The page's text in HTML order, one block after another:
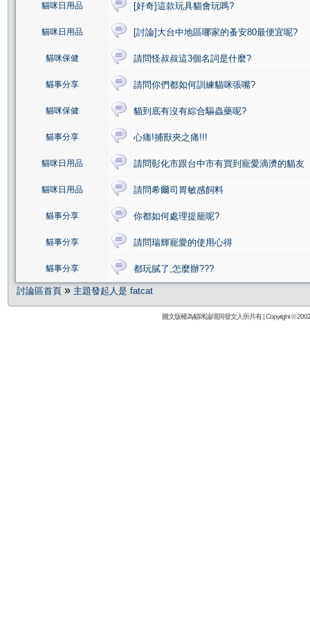
貓咪日用品 [好奇]這款玩具貓會玩嗎?
貓咪日用品 [討論]大台中地區哪家的蚤安80最便宜呢?
貓咪保健 請問怪叔叔這3個名詞是什麼?
貓事分享 請問你們都如何訓練貓咪張嘴?
貓咪保健 貓到底有沒有綜合驅蟲藥呢?
貓事分享 心痛!捕獸夾之痛!!!
貓咪日用品 請問彰化市跟台中市有買到寵愛滴濟的貓友
貓咪日用品 請問希爾司胃敏感飼料
貓事分享 你都如何處理提籠呢?
貓事分享 請問瑞輝寵愛的使用心得
貓事分享 都玩膩了,怎麼辦???
討論區首頁 » 主題發起人是 fatcat
圖文版權為貓咪論壇與發文人所共有 | Copyright ©